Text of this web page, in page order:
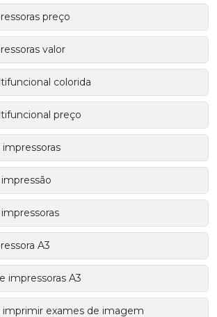
preço
valor
colorida
preço
A3
impressoras A3
imprimir exames de imagem